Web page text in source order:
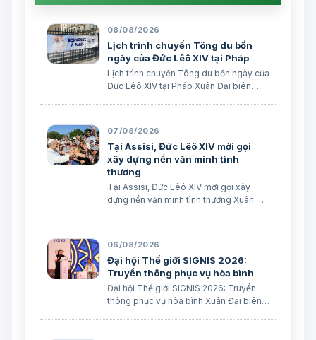
08/08/2026
Lịch trình chuyến Tông du bốn
ngày của Đức Lêô XIV tại Pháp
Lịch trình chuyến Tông du bốn ngày của
Đức Lêô XIV tại Pháp Xuân Đại biên
07/08/2026
Tại Assisi, Đức Lêô XIV mời gọi
xây dựng nền văn minh tình
thương
Tại Assisi, Đức Lêô XIV mời gọi xây
dựng nền văn minh tình thương Xuân Đại
06/08/2026
Đại hội Thế giới SIGNIS 2026:
Truyền thông phục vụ hòa bình
Đại hội Thế giới SIGNIS 2026: Truyền
thông phục vụ hòa bình Xuân Đại biên